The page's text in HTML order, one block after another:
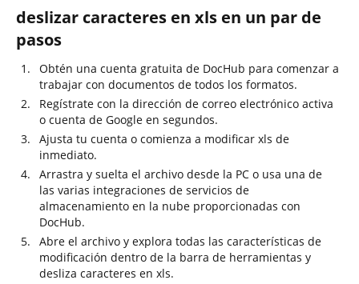
deslizar caracteres en xls en un par de
pasos
Obtén una cuenta gratuita de DocHub para comenzar a
trabajar con documentos de todos los formatos.
Regístrate con la dirección de correo electrónico activa
o cuenta de Google en segundos.
Ajusta tu cuenta o comienza a modificar xls de
inmediato.
Arrastra y suelta el archivo desde la PC o usa una de
las varias integraciones de servicios de
almacenamiento en la nube proporcionadas con
DocHub.
Abre el archivo y explora todas las características de
modificación dentro de la barra de herramientas y
desliza caracteres en xls.